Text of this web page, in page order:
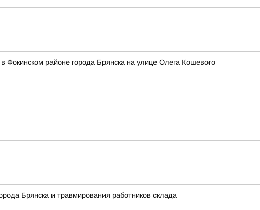
Фокинском районе города Брянска на улице Олега Кошевого
Брянска и травмирования работников склада